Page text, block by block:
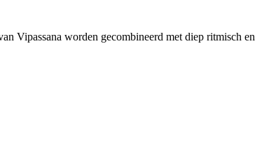
Vipassana worden gecombineerd met diep ritmisch en